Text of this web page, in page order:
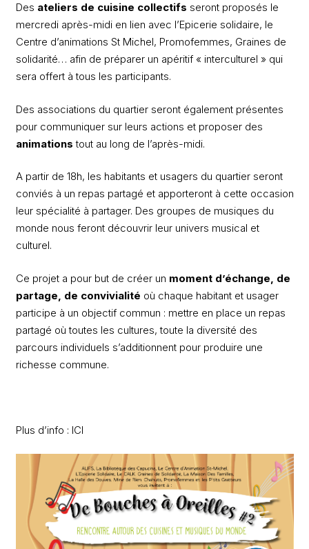
Des ateliers de cuisine collectifs seront proposés le
mercredi après-midi en lien avec l’Epicerie solidaire, le
Centre d’animations St Michel, Promofemmes, Graines de
solidarité… afin de préparer un apéritif « interculturel » qui
sera offert à tous les participants.
Des associations du quartier seront également présentes
pour communiquer sur leurs actions et proposer des
animations tout au long de l’après-midi.
A partir de 18h, les habitants et usagers du quartier seront
conviés à un repas partagé et apporteront à cette occasion
leur spécialité à partager. Des groupes de musiques du
monde nous feront découvrir leur univers musical et
culturel.
Ce projet a pour but de créer un moment d’échange, de
partage, de convivialité où chaque habitant et usager
participe à un objectif commun : mettre en place un repas
partagé où toutes les cultures, toute la diversité des
parcours individuels s’additionnent pour produire une
richesse commune.
Plus d’info : ICI